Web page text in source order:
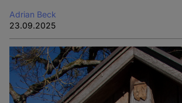
Adrian Beck
23.09.2025